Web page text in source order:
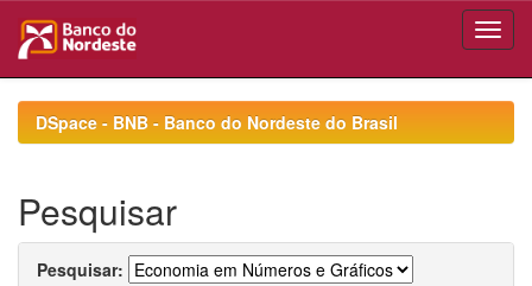
navigationDSpace - BNB - Banco do Nordeste do Brasil
Pesquisar
Pesquisar: